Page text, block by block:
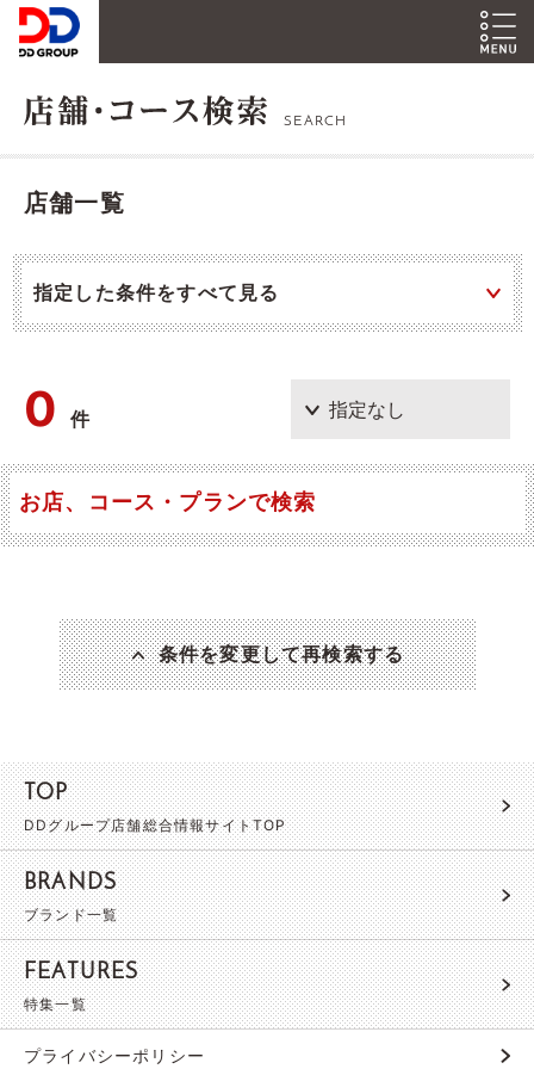
SEARCH
店舗一覧
指定した条件をすべて見る
0件
お店、コース・プランで検索
条件を変更して再検索する
TOP
DDグループ店舗総合情報サイトTOP
BRANDS
ブランド一覧
FEATURES
特集一覧
プライバシーポリシー